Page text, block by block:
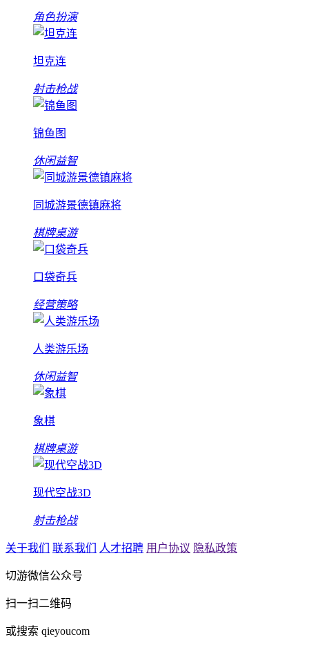
角色扮演
坦克连
射击枪战
锦鱼图
休闲益智
同城游景德镇麻将
棋牌桌游
口袋奇兵
经营策略
人类游乐场
休闲益智
象棋
棋牌桌游
现代空战3D
射击枪战
关于我们 联系我们 人才招聘 用户协议 隐私政策
切游微信公众号
扫一扫二维码
或搜索 qieyoucom